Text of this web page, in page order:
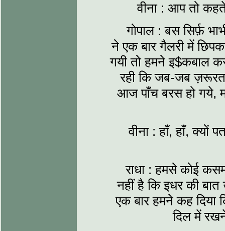
वीना : आप तो
गोपाल : बस सिर्फ़
ने एक बार गैलरी में
गयी तो हमने इ$कबाल
रही कि जब-जब
आज पाँच बरस हो गये,
वीना : हाँ, हाँ, क्यों
राधा : हमसे कोई
नहीं है कि इधर की
एक बार हमने कह दिया
दिल में